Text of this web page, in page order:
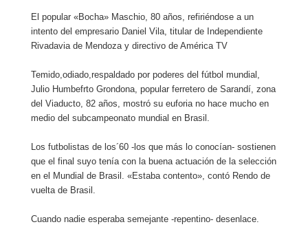
El popular «Bocha» Maschio, 80 años, refiriéndose a un
intento del empresario Daniel Vila, titular de Independiente
Rivadavia de Mendoza y directivo de América TV
Temido,odiado,respaldado por poderes del fútbol mundial,
Julio Humbefrto Grondona, popular ferretero de Sarandí, zona
del Viaducto, 82 años, mostró su euforia no hace mucho en
medio del subcampeonato mundial en Brasil.
Los futbolistas de los´60 -los que más lo conocían- sostienen
que el final suyo tenía con la buena actuación de la selección
en el Mundial de Brasil. «Estaba contento», contó Rendo de
vuelta de Brasil.
Cuando nadie esperaba semejante -repentino- desenlace.